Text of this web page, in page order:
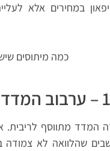
במחירים אלא
כמה מיתוסים
המדד מתווסף לריבית.